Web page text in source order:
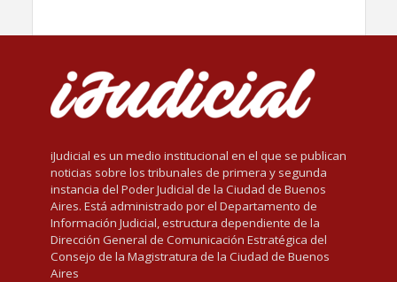
iJudicial es un medio institucional en el que se publican
noticias sobre los tribunales de primera y segunda
instancia del Poder Judicial de la Ciudad de Buenos
Aires. Está administrado por el Departamento de
Información Judicial, estructura dependiente de la
Dirección General de Comunicación Estratégica del
Consejo de la Magistratura de la Ciudad de Buenos
Aires